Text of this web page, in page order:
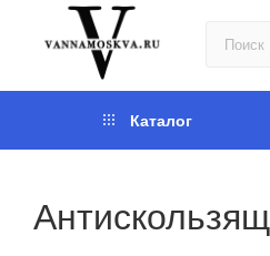
Каталог